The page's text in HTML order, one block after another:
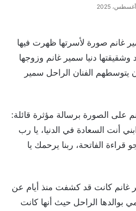
غانم صورة لأسرتها ظهرت فيها
دنيا سمير غانم وزوجها
يتوسطهم الفنان الراحل سمير
على الصورة برسالة مؤثرة قائلة:
أنت السعادة في الدنيا، يا رب
الفاتحة، ربنا يرحمك يا
غانم كانت قد كشفت منذ أيام عن
بوالدها الراحل حيث أنها كانت